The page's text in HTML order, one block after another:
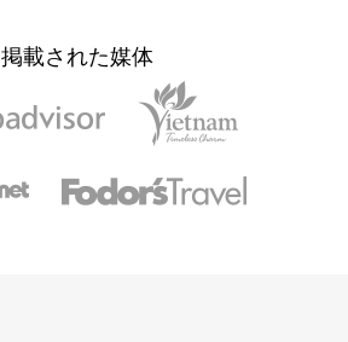
掲載された媒体